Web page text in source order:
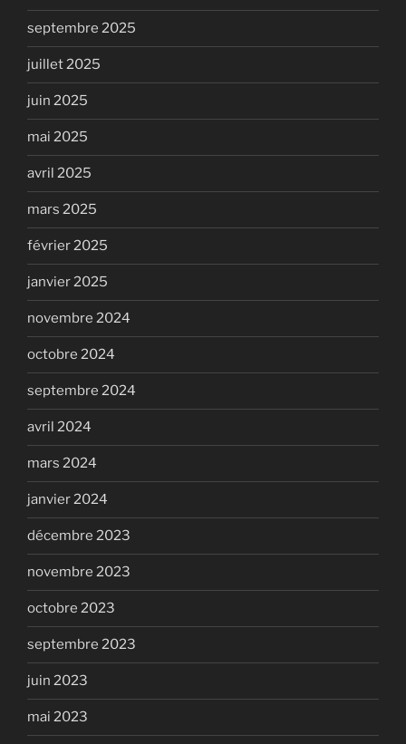
septembre 2025
juillet 2025
juin 2025
mai 2025
avril 2025
mars 2025
février 2025
janvier 2025
novembre 2024
octobre 2024
septembre 2024
avril 2024
mars 2024
janvier 2024
décembre 2023
novembre 2023
octobre 2023
septembre 2023
juin 2023
mai 2023